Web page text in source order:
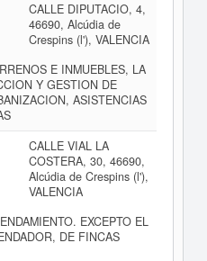
CALLE DIPUTACIO, 4,
46690, Alcúdia de
Crespins (l'), VALENCIA
E INMUEBLES, LA
Y GESTION DE
ASISTENCIAS
CALLE VIAL LA
COSTERA, 30, 46690,
Alcúdia de Crespins (l'),
VALENCIA
EXCEPTO EL
DE FINCAS